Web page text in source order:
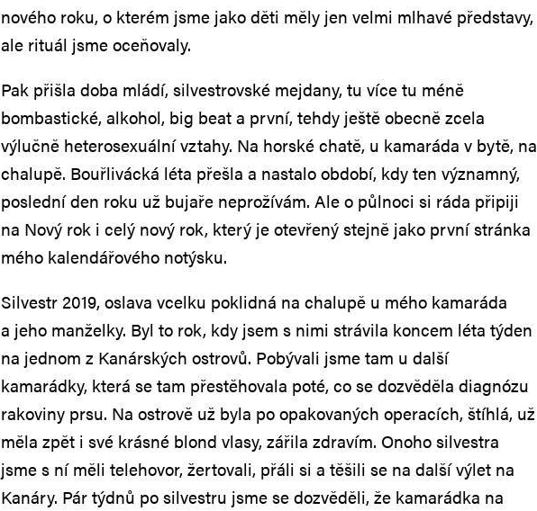
nového roku, o kterém jsme jako děti měly jen velmi mlhavé představy,
ale rituál jsme oceňovaly.
Pak přišla doba mládí, silvestrovské mejdany, tu více tu méně
bombastické, alkohol, big beat a první, tehdy ještě obecně zcela
výlučně heterosexuální vztahy. Na horské chatě, u kamaráda v bytě, na
chalupě. Bouřlivácká léta přešla a nastalo období, kdy ten významný,
poslední den roku už bujaře neprožívám. Ale o půlnoci si ráda připiji
na Nový rok i celý nový rok, který je otevřený stejně jako první stránka
mého kalendářového notýsku.
Silvestr 2019, oslava vcelku poklidná na chalupě u mého kamaráda
a jeho manželky. Byl to rok, kdy jsem s nimi strávila koncem léta týden
na jednom z Kanárských ostrovů. Pobývali jsme tam u další
kamarádky, která se tam přestěhovala poté, co se dozvěděla diagnózu
rakoviny prsu. Na ostrově už byla po opakovaných operacích, štíhlá, už
měla zpět i své krásné blond vlasy, zářila zdravím. Onoho silvestra
jsme s ní měli telehovor, žertovali, přáli si a těšili se na další výlet na
Kanáry. Pár týdnů po silvestru jsme se dozvěděli, že kamarádka na